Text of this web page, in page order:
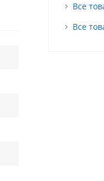
Все
Все